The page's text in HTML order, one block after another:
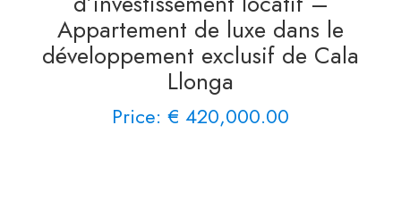
Appartement de luxe dans le
développement exclusif de Cala
Llonga
Price: € 420,000.00